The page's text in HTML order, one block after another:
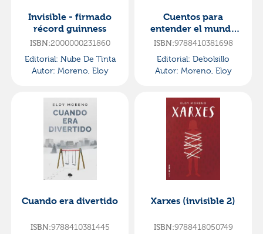
Invisible - firmado
récord guinness
ISBN:2000000231860
Editorial: Nube De Tinta
Autor: Moreno, Eloy
Cuentos para
entender el mundo
(edición omnibus
con cantos
ISBN:9788410381698
Editorial: Debolsillo
Autor: Moreno, Eloy
Cuando era divertido
ISBN:9788410381445
Xarxes (invisible 2)
ISBN:9788418050749